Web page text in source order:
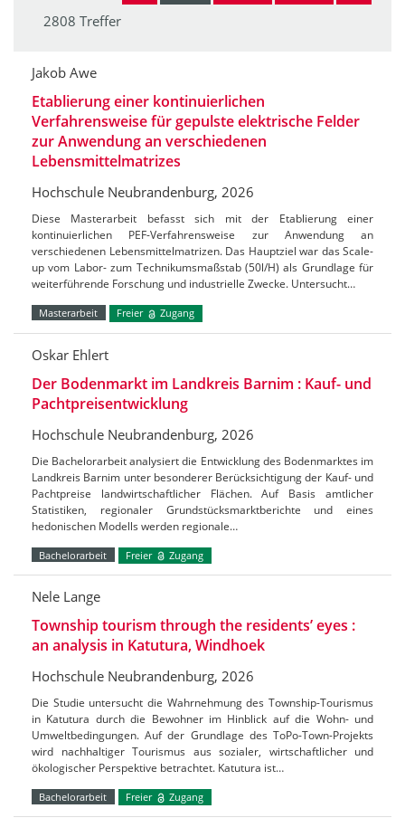
2808 Treffer
Jakob Awe
Etablierung einer kontinuierlichen
Verfahrensweise für gepulste elektrische Felder
zur Anwendung an verschiedenen
Lebensmittelmatrizes
Hochschule Neubrandenburg, 2026
Diese Masterarbeit befasst sich mit der Etablierung einer
kontinuierlichen PEF-Verfahrensweise zur Anwendung an
verschiedenen Lebensmittelmatrizen. Das Hauptziel war das Scale-
up vom Labor- zum Technikumsmaßstab (50l/H) als Grundlage für
weiterführende Forschung und industrielle Zwecke. Untersucht…
Masterarbeit Freier Zugang
Oskar Ehlert
Der Bodenmarkt im Landkreis Barnim : Kauf- und
Pachtpreisentwicklung
Hochschule Neubrandenburg, 2026
Die Bachelorarbeit analysiert die Entwicklung des Bodenmarktes im
Landkreis Barnim unter besonderer Berücksichtigung der Kauf- und
Pachtpreise landwirtschaftlicher Flächen. Auf Basis amtlicher
Statistiken, regionaler Grundstücksmarktberichte und eines
hedonischen Modells werden regionale…
Bachelorarbeit Freier Zugang
Nele Lange
Township tourism through the residents’ eyes :
an analysis in Katutura, Windhoek
Hochschule Neubrandenburg, 2026
Die Studie untersucht die Wahrnehmung des Township-Tourismus
in Katutura durch die Bewohner im Hinblick auf die Wohn- und
Umweltbedingungen. Auf der Grundlage des ToPo-Town-Projekts
wird nachhaltiger Tourismus aus sozialer, wirtschaftlicher und
ökologischer Perspektive betrachtet. Katutura ist…
Bachelorarbeit Freier Zugang